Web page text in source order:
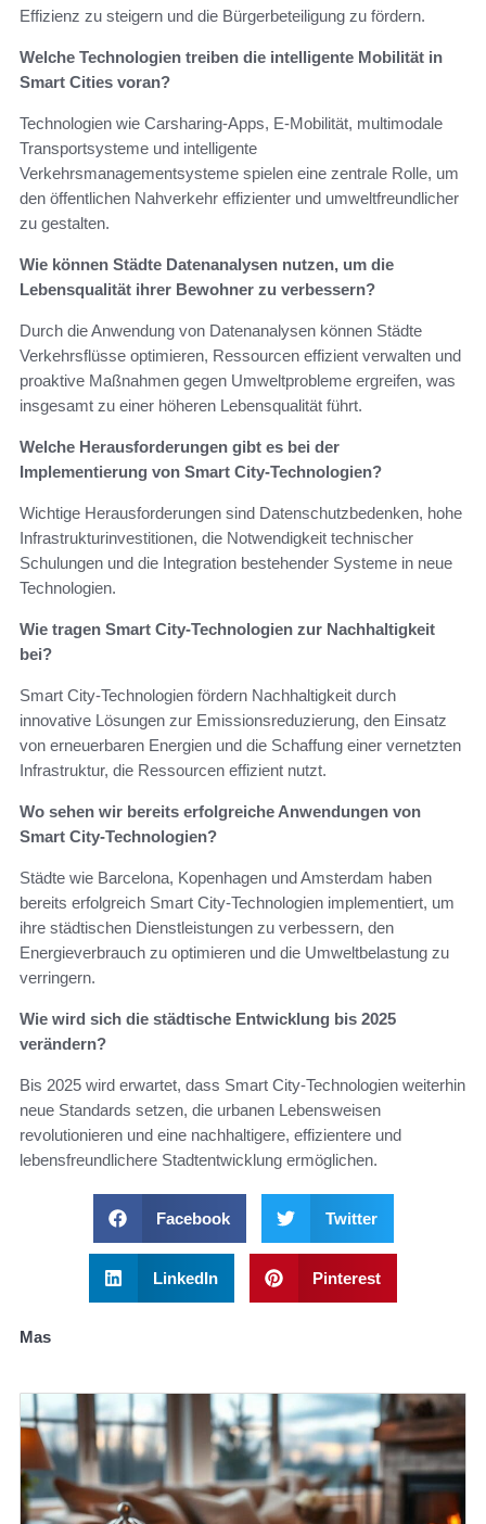
Effizienz zu steigern und die Bürgerbeteiligung zu fördern.
Welche Technologien treiben die intelligente Mobilität in
Smart Cities voran?
Technologien wie Carsharing-Apps, E-Mobilität, multimodale
Transportsysteme und intelligente
Verkehrsmanagementsysteme spielen eine zentrale Rolle, um
den öffentlichen Nahverkehr effizienter und umweltfreundlicher
zu gestalten.
Wie können Städte Datenanalysen nutzen, um die
Lebensqualität ihrer Bewohner zu verbessern?
Durch die Anwendung von Datenanalysen können Städte
Verkehrsflüsse optimieren, Ressourcen effizient verwalten und
proaktive Maßnahmen gegen Umweltprobleme ergreifen, was
insgesamt zu einer höheren Lebensqualität führt.
Welche Herausforderungen gibt es bei der
Implementierung von Smart City-Technologien?
Wichtige Herausforderungen sind Datenschutzbedenken, hohe
Infrastrukturinvestitionen, die Notwendigkeit technischer
Schulungen und die Integration bestehender Systeme in neue
Technologien.
Wie tragen Smart City-Technologien zur Nachhaltigkeit
bei?
Smart City-Technologien fördern Nachhaltigkeit durch
innovative Lösungen zur Emissionsreduzierung, den Einsatz
von erneuerbaren Energien und die Schaffung einer vernetzten
Infrastruktur, die Ressourcen effizient nutzt.
Wo sehen wir bereits erfolgreiche Anwendungen von
Smart City-Technologien?
Städte wie Barcelona, Kopenhagen und Amsterdam haben
bereits erfolgreich Smart City-Technologien implementiert, um
ihre städtischen Dienstleistungen zu verbessern, den
Energieverbrauch zu optimieren und die Umweltbelastung zu
verringern.
Wie wird sich die städtische Entwicklung bis 2025
verändern?
Bis 2025 wird erwartet, dass Smart City-Technologien weiterhin
neue Standards setzen, die urbanen Lebensweisen
revolutionieren und eine nachhaltigere, effizientere und
lebensfreundlichere Stadtentwicklung ermöglichen.
Facebook Twitter
LinkedIn Pinterest
Mas